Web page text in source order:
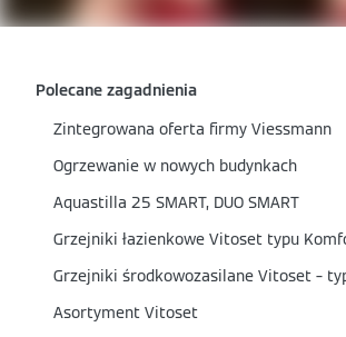
Polecane zagadnienia
Zintegrowana oferta firmy Viessmann
Ogrzewanie w nowych budynkach
Aquastilla 25 SMART, DUO SMART
Grzejniki łazienkowe Vitoset typu
Grzejniki środkowozasilane Vitoset –
Asortyment Vitoset